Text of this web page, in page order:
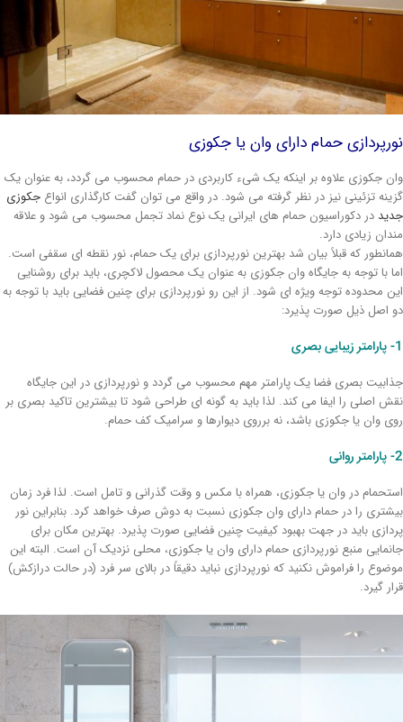
حمام دارای وان یا جکوزی
جکوزی علاوه بر اینکه یک شیء کاربردی در حمام محسوب می گردد، به عنوان یک
تزئینی نیز در نظر گرفته می شود. در واقع می توان گفت کارگذاری انواعجکوزی
در دکوراسیون حمام های ایرانی یک نوع نماد تجمل محسوب می شود و علاقه
زیادی دارد.
که قبلاً بیان شد بهترین نورپردازی برای یک حمام، نور نقطه ای سقفی است.
با توجه به جایگاه وان جکوزی به عنوان یک محصول لاکچری، باید برای روشنایی
محدوده توجه ویژه ای شود. از این رو نورپردازی برای چنین فضایی باید با توجه به
اصل ذیل صورت پذیرد:
بصری فضا یک پارامتر مهم محسوب می گردد و نورپردازی در این جایگاه
اصلی را ایفا می کند. لذا باید به گونه ای طراحی شود تا بیشترین تاکید بصری بر
وان یا جکوزی باشد، نه برروی دیوارها و سرامیک کف حمام.
در وان یا جکوزی، همراه با مکس و وقت گذرانی و تامل است. لذا فرد زمان
را در حمام دارای وان جکوزی نسبت به دوش صرف خواهد کرد. بنابراین نور
باید در جهت بهبود کیفیت چنین فضایی صورت پذیرد. بهترین مکان برای
منبع نورپردازی حمام دارای وان یا جکوزی، محلی نزدیک آن است. البته این
را فراموش نکنید که نورپردازی نباید دقیقاً در بالای سر فرد (در حالت درازکش)
گیرد.